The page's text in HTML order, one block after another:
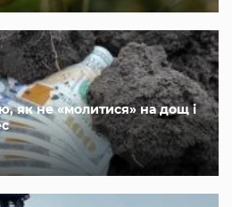
як не «молитися» на дощ і